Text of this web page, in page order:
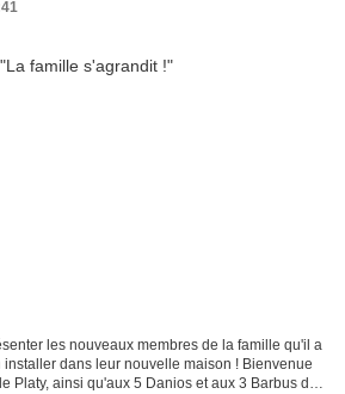
les nouveaux membres de la famille qu'il a
dans leur nouvelle maison ! Bienvenue
Platy, ainsi qu'aux 5 Danios et aux 3 Barbus de